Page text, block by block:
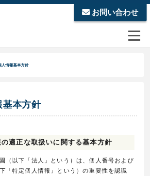
お問い合わせ
人情報基本方針
基本方針
適正な取扱いに関する基本方針
（以下「法人」という）は、個人番号および
「特定個人情報」という）の重要性を認識